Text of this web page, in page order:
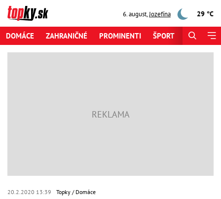
6. august,Jozefína 29 °C
DOMÁCE ZAHRANIČNÉ PROMINENTI ŠPORT
20.2.2020 13:39 Topky Domáce